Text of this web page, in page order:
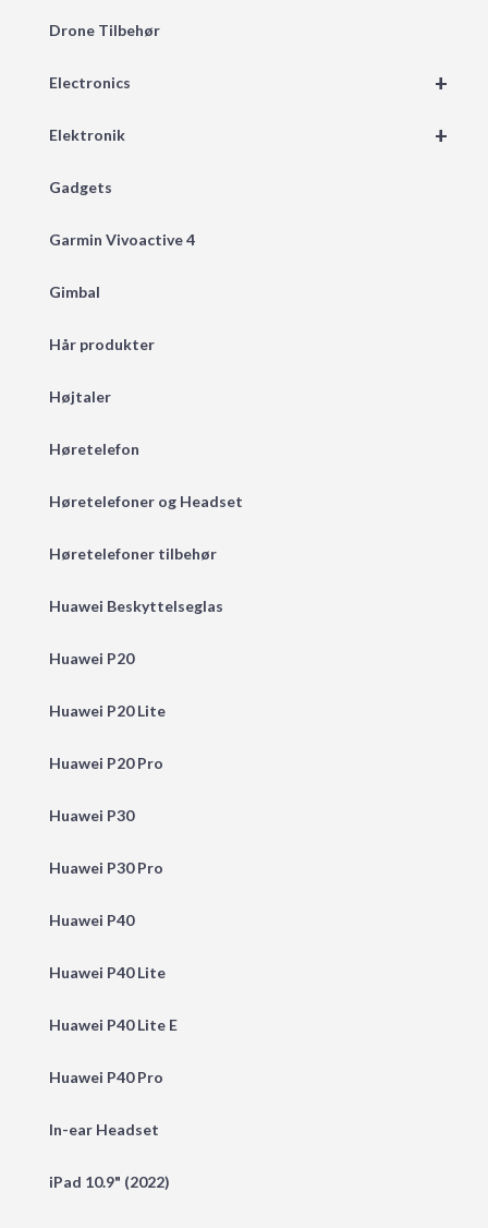
Drone Tilbehør
+
Electronics
+
Elektronik
Gadgets
Garmin Vivoactive 4
Gimbal
Hår produkter
Højtaler
Høretelefon
Høretelefoner og Headset
Høretelefoner tilbehør
Huawei Beskyttelseglas
Huawei P20
Huawei P20 Lite
Huawei P20 Pro
Huawei P30
Huawei P30 Pro
Huawei P40
Huawei P40 Lite
Huawei P40 Lite E
Huawei P40 Pro
In-ear Headset
iPad 10.9" (2022)